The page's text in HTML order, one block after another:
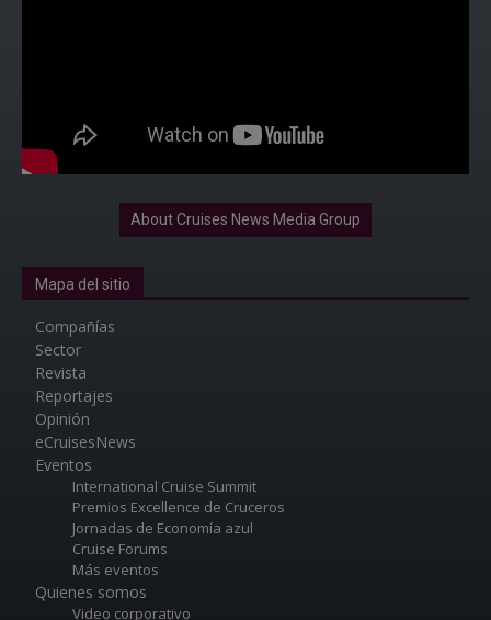
About Cruises News Media Group
Mapa del sitio
Compañías
Sector
Revista
Reportajes
Opinión
eCruisesNews
Eventos
International Cruise Summit
Premios Excellence de Cruceros
Jornadas de Economía azul
Cruise Forums
Más eventos
Quienes somos
Video corporativo